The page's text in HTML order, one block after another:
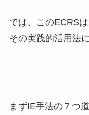
では、このECRS
その実践的活用法
まずIE手法の７つ